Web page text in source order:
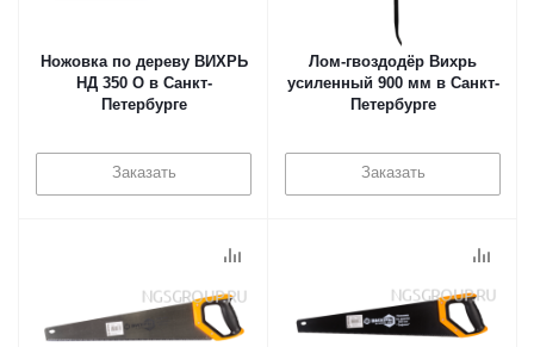
Ножовка по дереву ВИХРЬ
НД 350 О в Санкт-
Петербурге
Заказать
Лом-гвоздодёр Вихрь
усиленный 900 мм в Санкт-
Петербурге
Заказать